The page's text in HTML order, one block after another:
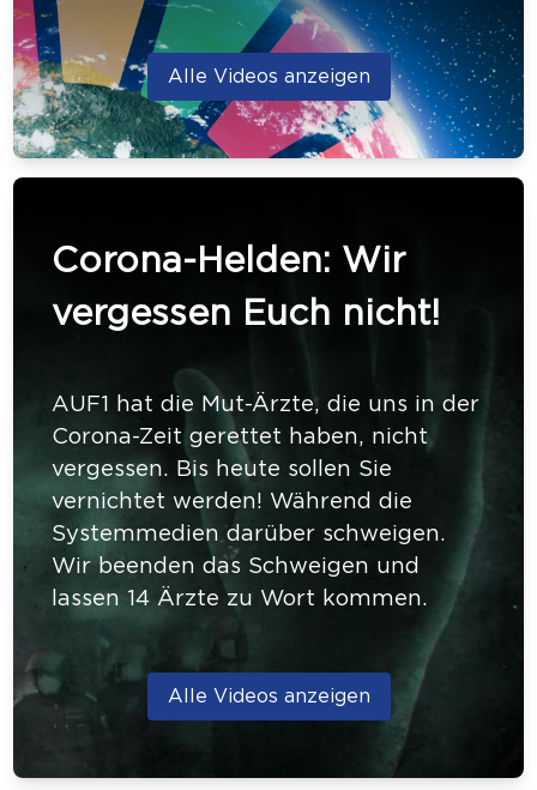
Alle Videos anzeigen
Corona-Helden: Wir
vergessen Euch nicht!
AUF1 hat die Mut-Ärzte, die uns in der
Corona-Zeit gerettet haben, nicht
vergessen. Bis heute sollen Sie
vernichtet werden! Während die
Systemmedien darüber schweigen.
Wir beenden das Schweigen und
lassen 14 Ärzte zu Wort kommen.
Alle Videos anzeigen